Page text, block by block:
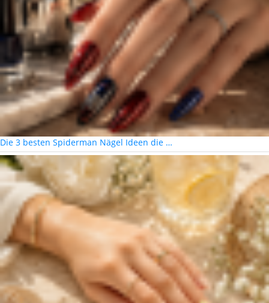
Die 3 besten Spiderman Nägel Ideen die …